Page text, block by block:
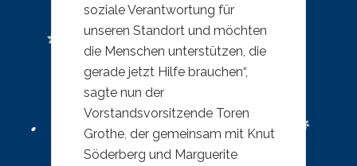
soziale Verantwortung für
unseren Standort und möchten
die Menschen unterstützen, die
gerade jetzt Hilfe brauchen“,
sagte nun der
Vorstandsvorsitzende Toren
Grothe, der gemeinsam mit Knut
Söderberg und Margue­rite